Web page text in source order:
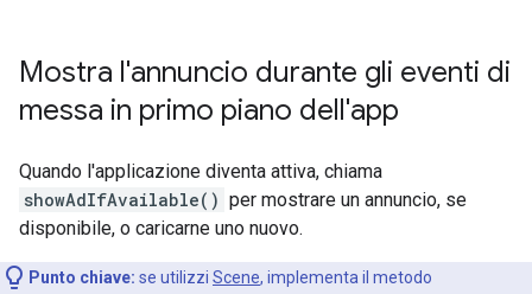
Mostra l'annuncio durante gli eventi di
messa in primo piano dell'app
Quando l'applicazione diventa attiva, chiama
showAdIfAvailable() per mostrare un annuncio, se
disponibile, o caricarne uno nuovo.
Punto chiave: se utilizzi Scene, implementa il metodo